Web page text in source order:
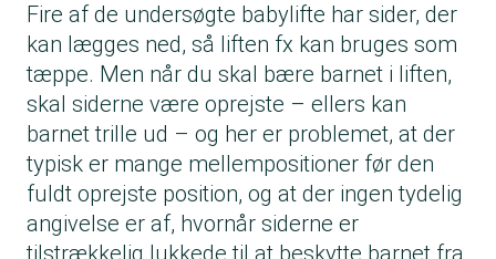
Fire af de undersøgte babylifte har sider, der
kan lægges ned, så liften fx kan bruges som
tæppe. Men når du skal bære barnet i liften,
skal siderne være oprejste – ellers kan
barnet trille ud – og her er problemet, at der
typisk er mange mellempositioner før den
fuldt oprejste position, og at der ingen tydelig
angivelse er af, hvornår siderne er